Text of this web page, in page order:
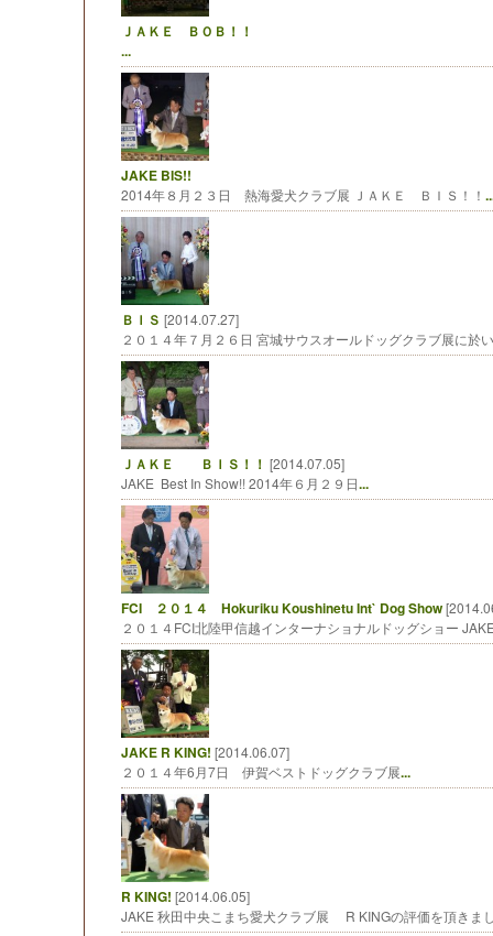
ＪＡＫＥ ＢＯＢ！！
...
JAKE BIS!!
2014年８月２３日 熱海愛犬クラブ展 ＪＡＫＥ ＢＩＳ！！
ＢＩＳ [2014.07.27]
２０１４年７月２６日 宮城サウスオールドッグクラブ展に於
ＪＡＫＥ ＢＩＳ！！ [2014.07.05]
JAKE Best In Show!! 2014年６月２９日...
FCI ２０１４ Hokuriku Koushinetu Int` Dog Show
２０１４FCI北陸甲信越インターナショナルドッグショー
JAKE R KING! [2014.06.07]
２０１４年6月7日 伊賀ベストドッグクラブ展...
R KING! [2014.06.05]
JAKE 秋田中央こまち愛犬クラブ展 R KINGの評価を頂きま